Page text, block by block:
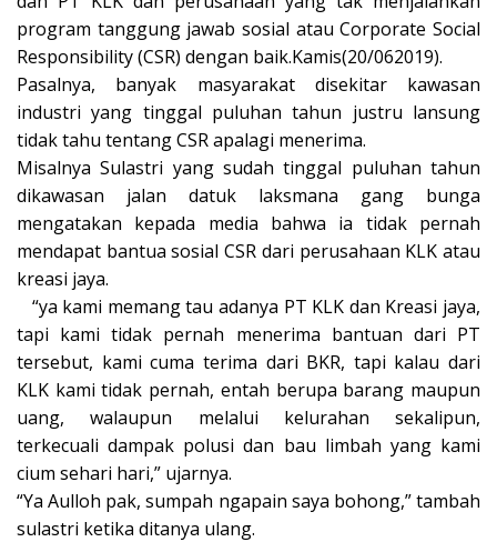
program tanggung jawab sosial atau Corporate Social
Responsibility (CSR) dengan baik.Kamis(20/062019).
Pasalnya, banyak masyarakat disekitar kawasan
industri yang tinggal puluhan tahun justru lansung
tidak tahu tentang CSR apalagi menerima.
Misalnya Sulastri yang sudah tinggal puluhan tahun
dikawasan jalan datuk laksmana gang bunga
mengatakan kepada media bahwa ia tidak pernah
mendapat bantua sosial CSR dari perusahaan KLK atau
kreasi jaya.
“ya kami memang tau adanya PT KLK dan Kreasi jaya,
tapi kami tidak pernah menerima bantuan dari PT
tersebut, kami cuma terima dari BKR, tapi kalau dari
KLK kami tidak pernah, entah berupa barang maupun
uang, walaupun melalui kelurahan sekalipun,
terkecuali dampak polusi dan bau limbah yang kami
cium sehari hari,” ujarnya.
“Ya Aulloh pak, sumpah ngapain saya bohong,” tambah
sulastri ketika ditanya ulang.